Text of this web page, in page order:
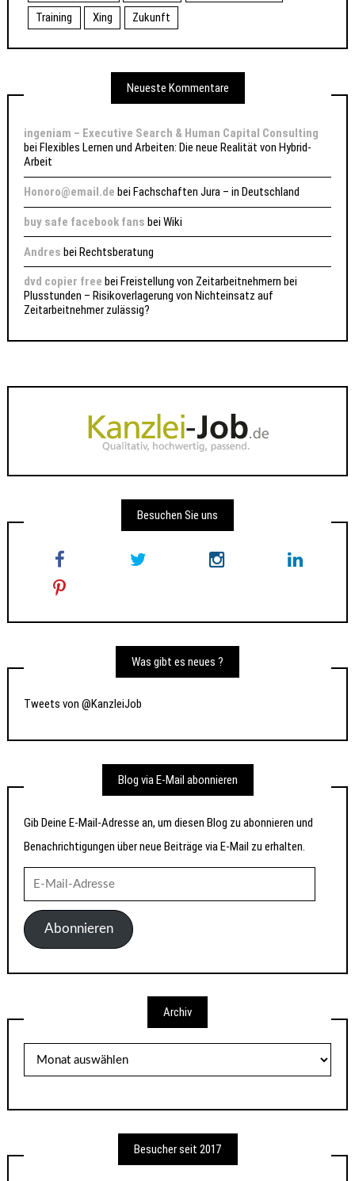
Training
Xing Zukunft
Neueste Kommentare
ingeniam – Executive Search & Human Capital Consulting
bei Flexibles Lernen und Arbeiten: Die neue Realität von Hybrid-
Arbeit
Honoro@email.de beiFachschaften Jura – in Deutschland
buy safe facebook fans beiWiki
Andres beiRechtsberatung
dvd copier free bei Freistellung von Zeitarbeitnehmern bei
Plusstunden – Risikoverlagerung von Nichteinsatz auf
Zeitarbeitnehmer zulässig?
Besuchen Sie uns
Was gibt es neues ?
Tweets von @KanzleiJob
Blog via E-Mail abonnieren
Gib Deine E-Mail-Adresse an, um diesen Blog zu abonnieren und
Benachrichtigungen über neue Beiträge via E-Mail zu erhalten.
Mail-
AdresseAbonnieren
Archiv
Besucher seit 2017